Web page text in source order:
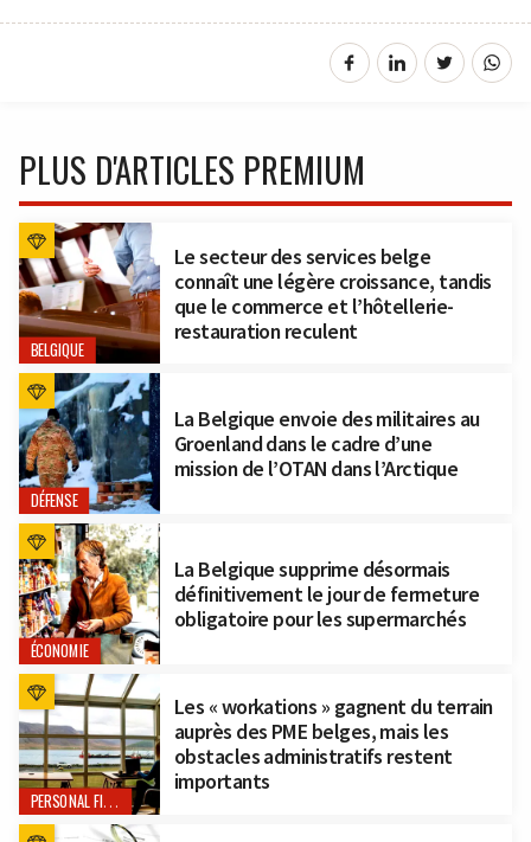
PLUS D'ARTICLES PREMIUM
BELGIQUE
Le secteur des services belge
connaît une légère croissance, tandis
que le commerce et l’hôtellerie-
restauration reculent
DÉFENSE
La Belgique envoie des militaires au
Groenland dans le cadre d’une
mission de l’OTAN dans l’Arctique
ÉCONOMIE
La Belgique supprime désormais
définitivement le jour de fermeture
obligatoire pour les supermarchés
PERSONAL FINANCE
Les « workations » gagnent du terrain
auprès des PME belges, mais les
obstacles administratifs restent
importants